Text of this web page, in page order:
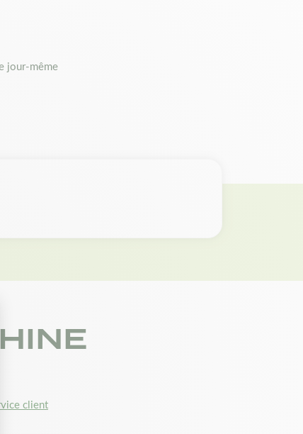
jour-même
client